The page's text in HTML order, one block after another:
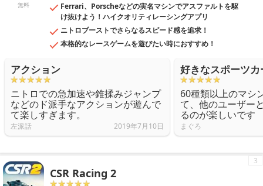
無料
Ferrari、Porscheなどの実名マシンでアスファルトを駆
け抜けよう！ハイクオリティレーシングアプリ
ニトロブーストでさらなるスピード感を追求！
本格的なレースゲームを遊びたい時におすすめ！
アクション
ニトロでの急加速や錐揉みジャンプ
などのド派手なアクションが遊んで
て楽しすぎます。
左派話 2019年7月10日
好きなスポーツ
60種類以上のマシ
て、他のユーザー
るのが楽しいです
まぐろ
CSR Racing 2
3